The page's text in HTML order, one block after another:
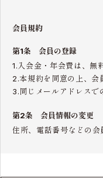
会員規約
第1条 会員の登録
1.入会金・年会費は、無
2.本規約を同意の上、会
3.同じメールアドレスで
第2条 会員情報の変更
住所、電話番号などの会